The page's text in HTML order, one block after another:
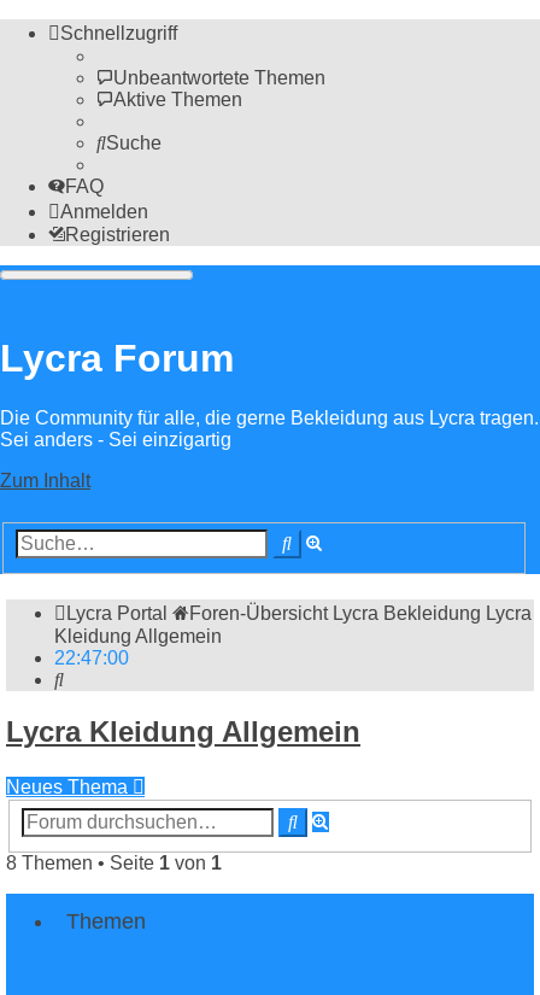
Schnellzugriff
Unbeantwortete Themen
Aktive Themen
Suche
FAQ
Anmelden
Registrieren
Lycra Forum
Die Community für alle, die gerne Bekleidung aus Lycra tragen.
Sei anders - Sei einzigartig
Zum Inhalt
Suche
Lycra Portal Foren-Übersicht Lycra Bekleidung Lycra
Kleidung Allgemein
22:47:01
Suche
Lycra Kleidung Allgemein
Neues Thema
SucheErweiterte
Suche
8 Themen • Seite 1 von 1
Themen